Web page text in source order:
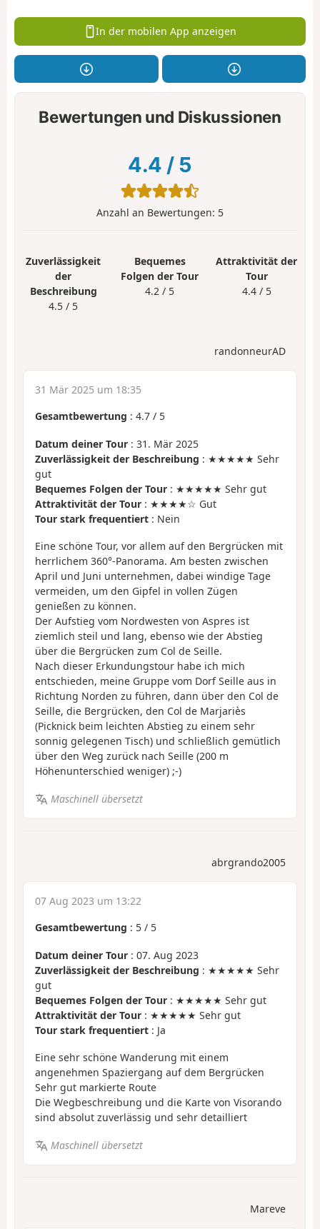
In der mobilen App anzeigen
Bewertungen und Diskussionen
4.4 / 5
Anzahl an Bewertungen: 5
Zuverlässigkeit
der
Beschreibung
4.5 / 5
Bequemes
Folgen der Tour
4.2 / 5
Attraktivität der
Tour
4.4 / 5
randonneurAD
31 Mär 2025 um 18:35
Gesamtbewertung : 4.7 / 5
Datum deiner Tour : 31. Mär 2025
Zuverlässigkeit der Beschreibung : ★★★★★ Sehr
gut
Bequemes Folgen der Tour : ★★★★★ Sehr gut
Attraktivität der Tour : ★★★★☆ Gut
Tour stark frequentiert : Nein
Eine schöne Tour, vor allem auf den Bergrücken mit
herrlichem 360°-Panorama. Am besten zwischen
April und Juni unternehmen, dabei windige Tage
vermeiden, um den Gipfel in vollen Zügen
genießen zu können.
Der Aufstieg vom Nordwesten von Aspres ist
ziemlich steil und lang, ebenso wie der Abstieg
über die Bergrücken zum Col de Seille.
Nach dieser Erkundungstour habe ich mich
entschieden, meine Gruppe vom Dorf Seille aus in
Richtung Norden zu führen, dann über den Col de
Seille, die Bergrücken, den Col de Marjariès
(Picknick beim leichten Abstieg zu einem sehr
sonnig gelegenen Tisch) und schließlich gemütlich
über den Weg zurück nach Seille (200 m
Höhenunterschied weniger) ;-)
Maschinell übersetzt
abrgrando2005
07 Aug 2023 um 13:22
Gesamtbewertung : 5 / 5
Datum deiner Tour : 07. Aug 2023
Zuverlässigkeit der Beschreibung : ★★★★★ Sehr
gut
Bequemes Folgen der Tour : ★★★★★ Sehr gut
Attraktivität der Tour : ★★★★★ Sehr gut
Tour stark frequentiert : Ja
Eine sehr schöne Wanderung mit einem
angenehmen Spaziergang auf dem Bergrücken
Sehr gut markierte Route
Die Wegbeschreibung und die Karte von Visorando
sind absolut zuverlässig und sehr detailliert
Maschinell übersetzt
Mareve